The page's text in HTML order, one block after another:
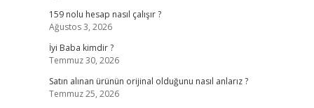
159 nolu hesap nasıl çalışır ?
Ağustos 3, 2026
İyi Baba kimdir ?
Temmuz 30, 2026
Satın alınan ürünün orijinal olduğunu nasıl anlarız ?
Temmuz 25, 2026